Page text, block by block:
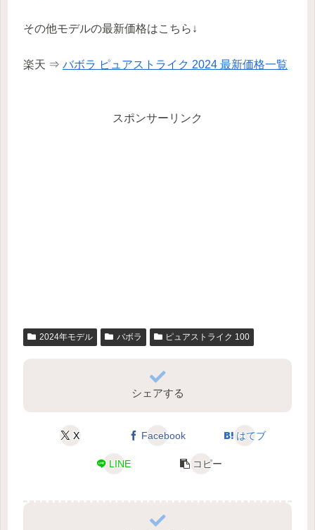
その他モデルの最新価格はこちら↓
楽天 ⇒ バボラ ピュアストライク 2024 最新価格一覧
スポンサーリンク
2024年モデル バボラ ピュアストライク 100
シェアする
X Facebook はてブ
LINE コピー